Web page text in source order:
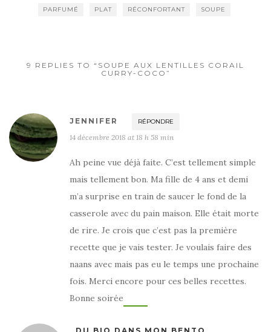
PARFUMÉ PLAT RÉCONFORTANT SOUPE
9 REPLIES TO “SOUPE AUX LENTILLES CORAIL
CURRY-COCO”
JENNIFER RÉPONDRE
14 décembre 2018 at 18 h 58 min
Ah peine vue déjà faite. C’est tellement simple
mais tellement bon. Ma fille de 4 ans et demi
m’a surprise en train de saucer le fond de la
casserole avec du pain maison. Elle était morte
de rire. Je crois que c’est pas la première
recette que je vais tester. Je voulais faire des
naans avec mais pas eu le temps une prochaine
fois. Merci encore pour ces belles recettes.
Bonne soirée